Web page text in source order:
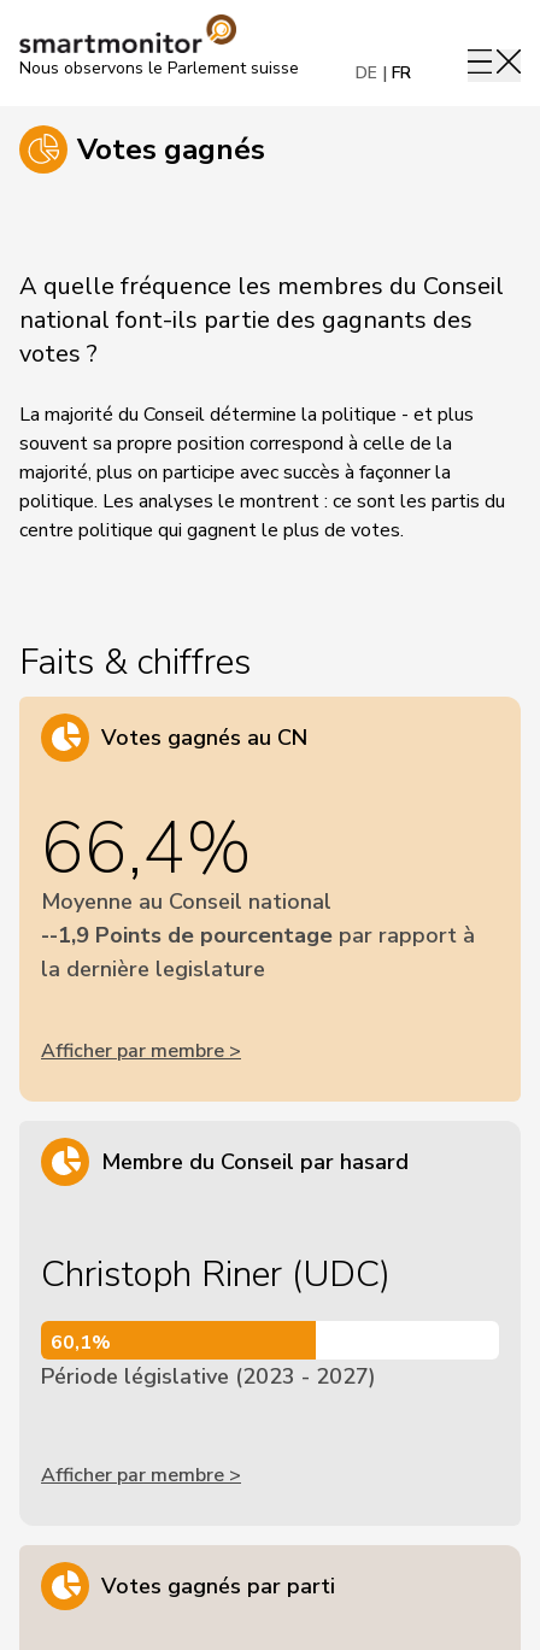
Nous observons le Parlement suisse DE FR
Votes gagnés
A quelle fréquence les membres du Conseil
national font-ils partie des gagnants des
votes ?
La majorité du Conseil détermine la politique - et plus
souvent sa propre position correspond à celle de la
majorité, plus on participe avec succès à façonner la
politique. Les analyses le montrent : ce sont les partis du
centre politique qui gagnent le plus de votes.
Faits & chiffres
Votes gagnés au CN
66,4%
Moyenne au Conseil national
--1,9 Points de pourcentage par rapport à
la dernière legislature
Afficher par membre >
Membre du Conseil par hasard
Christoph Riner (UDC)
60,1%
60,1%
Période législative (2023 - 2027)
Afficher par membre >
Votes gagnés par parti